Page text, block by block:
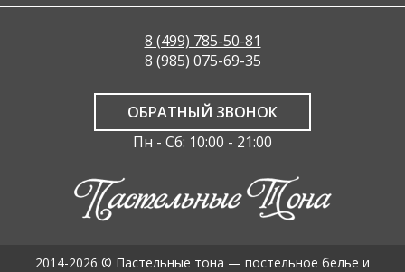
8 (499) 785-50-81
8 (985) 075-69-35
ОБРАТНЫЙ ЗВОНОК
Пн - Сб: 10:00 - 21:00
2014-2026 © Пастельные тона — постельное белье и